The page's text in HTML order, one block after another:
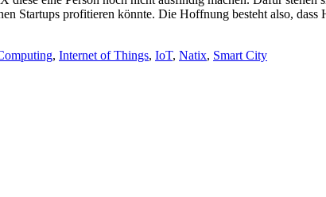
Startups profitieren könnte. Die Hoffnung besteht also,
, Internet of Things, IoT, Natix, Smart City